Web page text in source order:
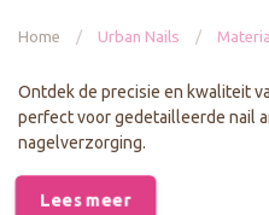
Home / Urban Nails /
Ontdek de precisie en kwaliteit
perfect voor gedetailleerde nail
nagelverzorging.
Lees meer